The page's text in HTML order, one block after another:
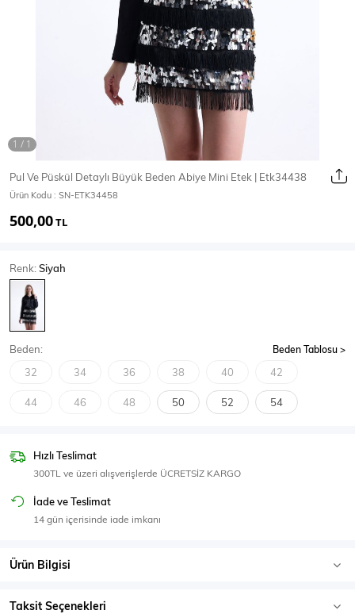
Mont & Kaban Yağmurluk
T-Shirt
Body
SPOR GİYİM
Eşofman Üstü
Pul Ve Püskül Detaylı Büyük Beden Abiye Mini Etek | Etk34438
Ürün Kodu : SN-ETK34458
500,00TL
Renk:Siyah
Beden: Beden Tablosu
32 34 36 38 40 42
44 46 48 50 52 54
Hızlı Teslimat
300TL ve üzeri alışverişlerde ÜCRETSİZ KARGO
İade ve Teslimat
14 gün içerisinde iade imkanı
Ürün Bilgisi
Taksit Seçenekleri